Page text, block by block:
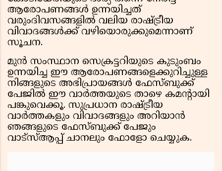
ആരോപണങ്ങൾ ഉന്നയിച്ചത്
വരുംദിവസങ്ങളിൽ വലിയ രാഷ്ട്രീയ
വിവാദങ്ങൾക്ക് വഴിയൊരുക്കുമെന്നാണ്
സൂചന.
മുൻ സംസ്ഥാന സെക്രട്ടറിയുടെ കുടുംബം
ഉന്നയിച്ച ഈ ആരോപണങ്ങളെക്കുറിച്ചുള്ള
നിങ്ങളുടെ അഭിപ്രായങ്ങൾ ഫേസ്ബുക്ക്
പേജില്‍ ഈ വാര്‍ത്തയുടെ താഴെ കമന്‍റായി
പങ്കുവെക്കൂ. സുപ്രധാന രാഷ്ട്രീയ
വാർത്തകളും വിവാദങ്ങളും അറിയാൻ
ഞങ്ങളുടെ ഫേസ്ബുക്ക് പേജും
വാട്സ്ആപ്പ് ചാനലും ഫോളോ ചെയ്യുക.